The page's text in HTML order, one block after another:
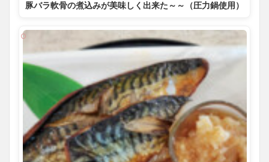
豚バラ軟骨の煮込みが美味しく出来た～～（圧力鍋使用）